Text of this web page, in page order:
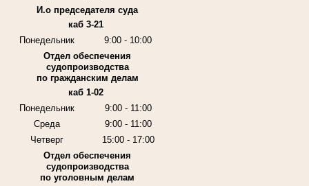
И.о председателя суда
каб 3-21
Понедельник
9:00 - 10:00
Отдел обеспечения
судопроизводства
по гражданским делам
каб 1-02
Понедельник
9:00 - 11:00
Среда
9:00 - 11:00
Четверг
15:00 - 17:00
Отдел обеспечения
судопроизводства
по уголовным делам